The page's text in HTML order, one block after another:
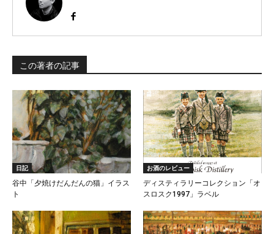
この著者の記事
日記
谷中「夕焼けだんだんの猫」イラス
ト
お酒のレビュー
ディスティラリーコレクション「オ
スロスク1997」ラベル